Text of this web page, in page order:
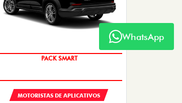
PACK SMART
MOTORISTAS DE APLICATIVOS
WhatsApp